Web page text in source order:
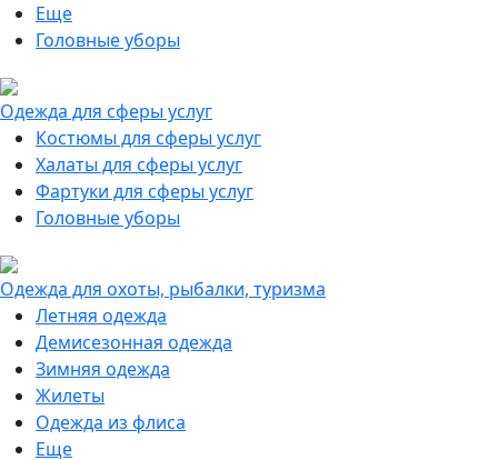
Еще
Головные уборы
Одежда для сферы услуг
Костюмы для сферы услуг
Халаты для сферы услуг
Фартуки для сферы услуг
Головные уборы
Одежда для охоты, рыбалки, туризма
Летняя одежда
Демисезонная одежда
Зимняя одежда
Жилеты
Одежда из флиса
Еще